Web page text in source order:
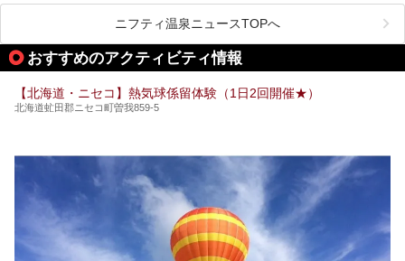
この施設は、温泉・サウナの「休日湯」・ラウンジの「THE
LOUNGE DAYOF」・グルメ「休日洋麺店」・ホテル「エク
スクラメーションホテル」で構成された、まさに大人の癒し
空間。
今回は、そんな「休日ビルヂング」の魅力を5つのポイント
ニフティ温泉ニュースTOPへ
おすすめのアクティビティ情報
【北海道・ニセコ】熱気球係留体験（1日2回開催★）
北海道虻田郡ニセコ町曽我859-5